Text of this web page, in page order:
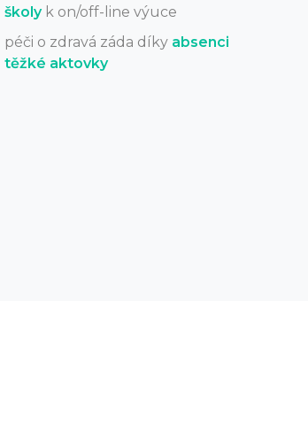
školyk on/off-line výuce
péči o zdravá záda díky absenci
těžké aktovky